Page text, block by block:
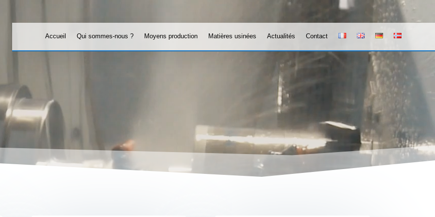
Accueil Qui sommes-nous ? Moyens production Matières usinées Actualités Contact